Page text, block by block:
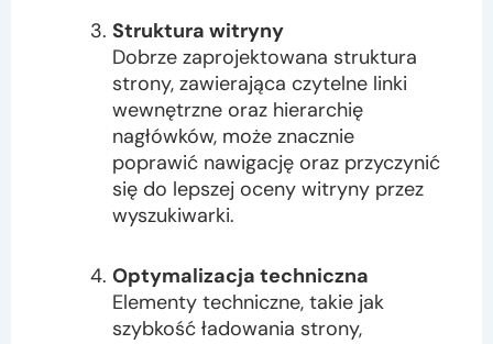
Struktura witryny
Dobrze zaprojektowana struktura
strony, zawierająca czytelne linki
wewnętrzne oraz hierarchię
nagłówków, może znacznie
poprawić nawigację oraz przyczynić
się do lepszej oceny witryny przez
wyszukiwarki.
Optymalizacja techniczna
Elementy techniczne, takie jak
szybkość ładowania strony,